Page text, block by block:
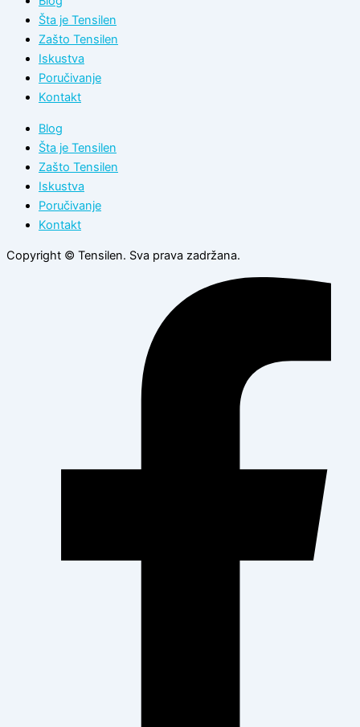
Šta je Tensilen
Zašto Tensilen
Iskustva
Poručivanje
Kontakt
Blog
Šta je Tensilen
Zašto Tensilen
Iskustva
Poručivanje
Kontakt
Copyright © Tensilen. Sva prava zadržana.